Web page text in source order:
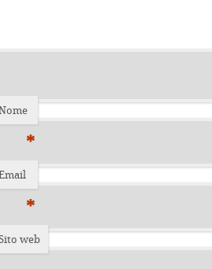
*
*
web